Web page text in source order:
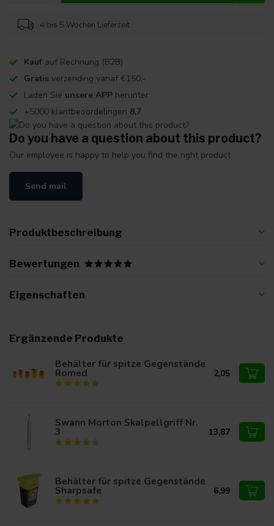
4 bis 5 Wochen Lieferzeit
Kauf auf Rechnung (B2B)
Gratis verzending vanaf €150,-
Laden Sie unsere APP herunter
+5000 klantbeoordelingen 8,7
Do you have a question about this product?
Our employee is happy to help you find the right product
Send mail
Produktbeschreibung
Bewertungen
Eigenschaften
Ergänzende Produkte
Behälter für spitze Gegenstände
Romed 2,05
Swann Morton Skalpellgriff Nr.
3 13,87
Behälter für spitze Gegenstände
Sharpsafe 6,99